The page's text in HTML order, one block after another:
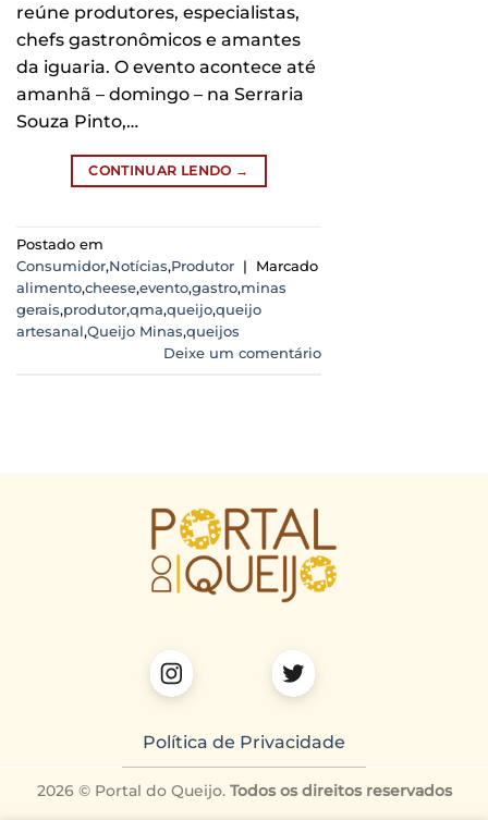
reúne produtores, especialistas,
chefs gastronômicos e amantes
da iguaria. O evento acontece até
amanhã – domingo – na Serraria
Souza Pinto,…
CONTINUAR LENDO →
Postado em
Consumidor,Notícias,Produtor |
Marcado
alimento,cheese,evento,gastro,minas
gerais,produtor,qma,queijo,queijo
artesanal,Queijo Minas,queijos
Deixe um comentário
Política de Privacidade
2026 © Portal do Queijo. Todos os direitos reservados